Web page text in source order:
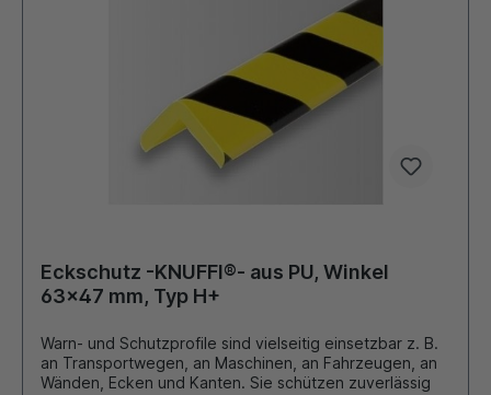
temperaturbeständig von - 40 °C bis + 100 °C Innen-
und Außeneinsatz geeignet sind brandgeprüft nach DIN
4102 B2. Alle Profile sind mit stark haftenden
Klebestreifen (außer Typ B und BB) ausgestattet und
besitzen eine sehr starke Haftkraft (21 N/25 mm).
Acrylatkleber ist licht- und alterungsbeständig. Dieser
Artikel ist als Meterware, 5 oder 50 Meter Rolle
erhältlich. Andere Farben wie weiss, schwarz oder
rot/weiss sind auch auf Anfage erhältlich!
Eckschutz -KNUFFI®- aus PU, Winkel
63x47 mm, Typ H+
Warn- und Schutzprofile sind vielseitig einsetzbar z. B.
an Transportwegen, an Maschinen, an Fahrzeugen, an
Wänden, Ecken und Kanten. Sie schützen zuverlässig